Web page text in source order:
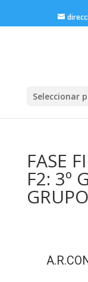
Seleccionar
FASE
F2: 3º
GRUPO